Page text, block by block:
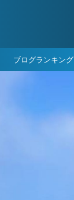
ブログランキング